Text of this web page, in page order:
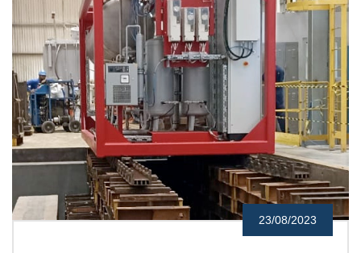
23/08/2023